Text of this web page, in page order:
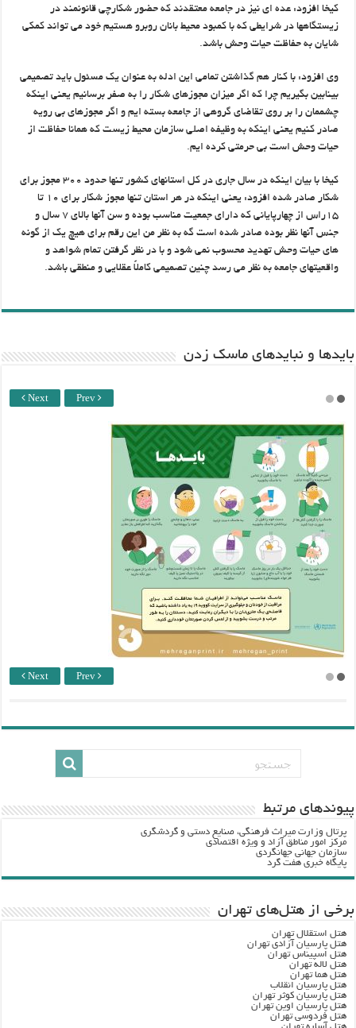
کيخا افزود: عده اي نيز در جامعه معتقدند که حضور شکارچي قانونمند در
زيستگاهها در شرايطي که با کمبود محيط بانان روبرو هستيم خود مي تواند کمکي
شايان به حفاظت حيات وحش باشد.
وي افزود: با کنار هم گذاشتن تمامي اين ادله به عنوان يک مسئول بايد تصميمي
بينابين بگيريم چرا که اگر ميزان مجوزهاي شکار را به صفر برسانيم يعني اينکه
چشممان را بر روي تقاضاي گروهي از جامعه بسته ايم و اگر مجوزهاي بي رويه
صادر کنيم يعني اينکه به وظيفه اصلي سازمان محيط زيست که همانا حفاظت از
حيات وحش است بي حرمتي کرده ايم.
کيخا با بيان اينکه در سال جاري در کل استانهاي کشور تنها حدود ۳۰۰ مجوز براي
شکار صادر شده افزود: يعني اينکه در هر استان تنها مجوز شکار براي ۱۰ تا
۱۵راس از چهارپاياني که داراي جمعيت مناسب بوده و سن آنها بالاي ۷ سال و
جنس آنها نظر بوده صادر شده است گه به نظر من اين رقم براي هيچ يک از گونه
هاي حيات وحش تهديد محسوب نمي شود و با در نظر گرفتن تمام شواهد و
واقعيتهاي جامعه به نظر مي رسد چنين تصميمي کاملاً عقلايي و منطقي باشد.
باید‌ها و نبایدهای ماسک زدن
Next Prev
Next Prev
پيوندهاي مرتبط
پرتال وزارت ميراث فرهنگي، صنایع دستی و گردشگري
مرکز امور مناطق آزاد و ویژه اقتصادی
سازمان جهانی جهانگردی
پایگاه خبری هفت گرد
برخی از هتل‌های تهران
هتل استقلال تهران
هتل پارسیان آزادی تهران
هتل اسپیناس تهران
هتل لاله تهران
هتل هما تهران
هتل پارسیان انقلاب
هتل پارسیان کوثر تهران
هتل پارسیان اوین تهران
هتل فردوسی تهران